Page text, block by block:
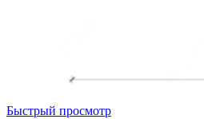
Быстрый просмотр